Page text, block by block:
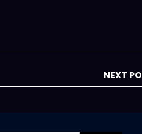
NEXT